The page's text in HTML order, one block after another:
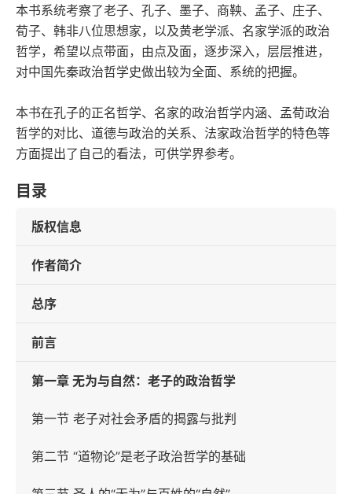
本书系统考察了老子、孔子、墨子、商鞅、孟子、庄子、
荀子、韩非八位思想家，以及黄老学派、名家学派的政治
哲学，希望以点带面，由点及面，逐步深入，层层推进，
对中国先秦政治哲学史做出较为全面、系统的把握。
本书在孔子的正名哲学、名家的政治哲学内涵、孟荀政治
哲学的对比、道德与政治的关系、法家政治哲学的特色等
方面提出了自己的看法，可供学界参考。
目录
版权信息
作者简介
总序
前言
第一章 无为与自然：老子的政治哲学
第一节 老子对社会矛盾的揭露与批判
第二节 “道物论”是老子政治哲学的基础